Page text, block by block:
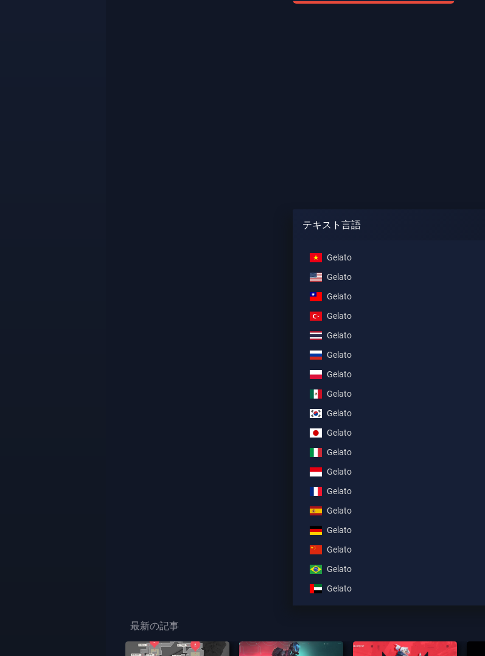
テキスト言語
Gelato
Gelato
Gelato
Gelato
Gelato
Gelato
Gelato
Gelato
Gelato
Gelato
Gelato
Gelato
Gelato
Gelato
Gelato
Gelato
Gelato
Gelato
最新の記事